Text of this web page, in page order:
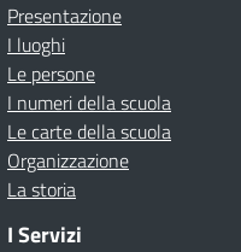
Presentazione
I luoghi
Le persone
I numeri della scuola
Le carte della scuola
Organizzazione
La storia
I Servizi